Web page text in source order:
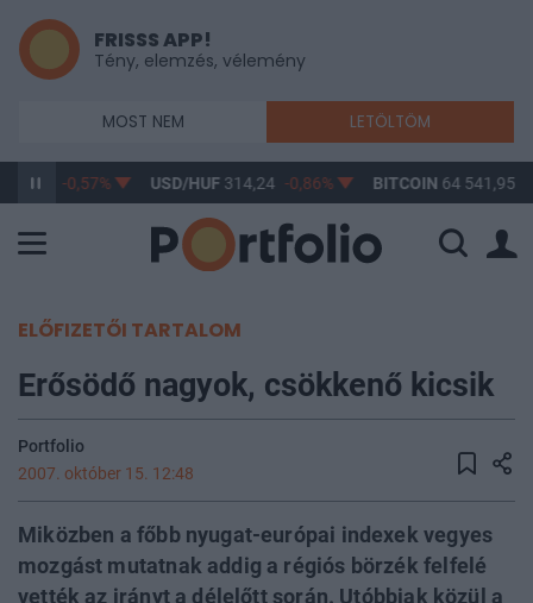
FRISSS APP!
Tény, elemzés, vélemény
MOST NEM LETÖLTÖM
-0,57% USD/HUF314,24 -0,86% BITCOIN 64 541,95
ELŐFIZETŐI TARTALOM
Erősödő nagyok, csökkenő kicsik
Portfolio
2007. október 15. 12:48
Miközben a főbb nyugat-európai indexek vegyes
mozgást mutatnak addig a régiós börzék felfelé
vették az irányt a délelőtt során. Utóbbiak közül a